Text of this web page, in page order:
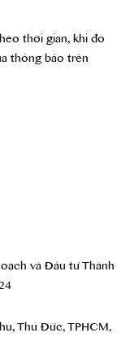
thời gian, khi đó
thông báo trên
và Đầu tư Thành
Thủ Đức, TPHCM,